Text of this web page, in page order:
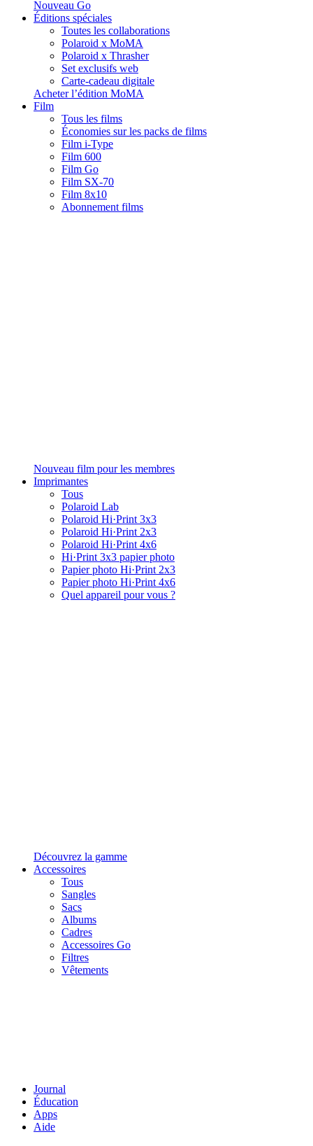
Nouveau Go
Éditions spéciales
Toutes les collaborations
Polaroid x MoMA
Polaroid x Thrasher
Set exclusifs web
Carte-cadeau digitale
Acheter l’édition MoMA
Film
Tous les films
Économies sur les packs de films
Film i-Type
Film 600
Film Go
Film SX-70
Film 8x10
Abonnement films
Nouveau film pour les membres
Imprimantes
Tous
Polaroid Lab
Polaroid Hi·Print 3x3
Polaroid Hi·Print 2x3
Polaroid Hi·Print 4x6
Hi·Print 3x3 papier photo
Papier photo Hi·Print 2x3
Papier photo Hi·Print 4x6
Quel appareil pour vous ?
Découvrez la gamme
Accessoires
Tous
Sangles
Sacs
Albums
Cadres
Accessoires Go
Filtres
Vêtements
Journal
Éducation
Apps
Aide